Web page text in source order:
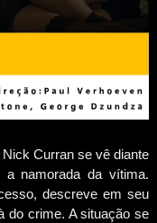
Curran se vê diante
namorada da vítima.
descreve em seu
do crime. A situação se